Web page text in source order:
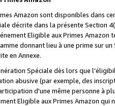
Amazon sont disponibles dans
décrite dans la présente Section
Eligible aux Primes Amazon
donnant lieu à une prime sur
en Annexe.
Spéciale dès lors que
abusive (par exemple, des
d'une même personne à
Eligible aux Primes Amazon qui